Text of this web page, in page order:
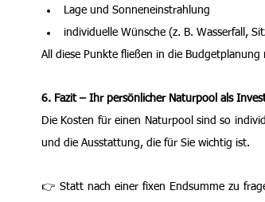
Lage und Sonneneinstrahlung
individuelle Wünsche (z. B. Wasserfall,
All diese Punkte fließen in die Budgetplanung
6. Fazit – Ihr persönlicher Naturpool als
Die Kosten für einen Naturpool sind so
und die Ausstattung, die für Sie wichtig ist.
👉 Statt nach einer fixen Endsumme zu